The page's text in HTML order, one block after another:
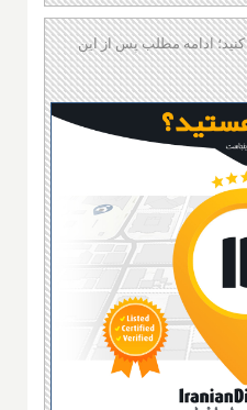
ادامه مطلب پس از این